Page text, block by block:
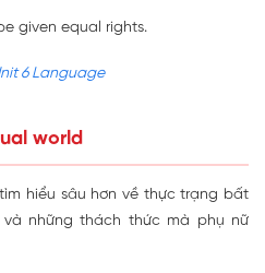
given equal rights.
6 Language
world
hiểu sâu hơn về thực trạng bất
những thách thức mà phụ nữ